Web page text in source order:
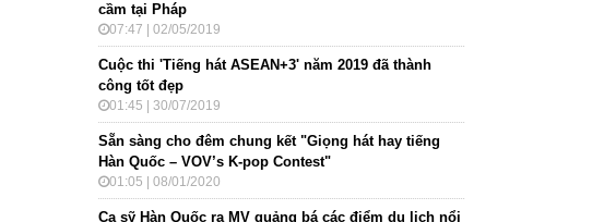
cầm tại Pháp
07:47 | 02/05/2019
Cuộc thi 'Tiếng hát ASEAN+3' năm 2019 đã thành
công tốt đẹp
01:45 | 30/07/2019
Sẵn sàng cho đêm chung kết "Giọng hát hay tiếng
Hàn Quốc – VOV’s K-pop Contest"
01:05 | 08/01/2020
Ca sỹ Hàn Quốc ra MV quảng bá các điểm du lịch nổi